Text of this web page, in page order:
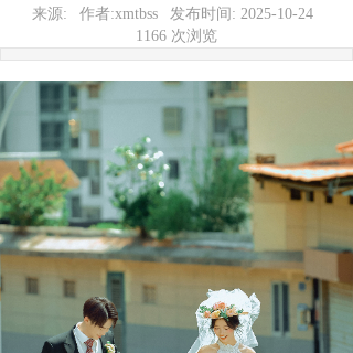
来源: 作者:xmtbss 发布时间: 2025-10-24
1166 次浏览